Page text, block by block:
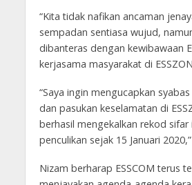
“Kita tidak nafikan ancaman
sempadan sentiasa wujud,
dibanteras dengan kewibawaan
kerjasama masyarakat di
“Saya ingin mengucapkan
dan pasukan keselamatan di
berhasil mengekalkan rekod sifar
penculikan sejak 15 Januari
Nizam berharap ESSCOM terus